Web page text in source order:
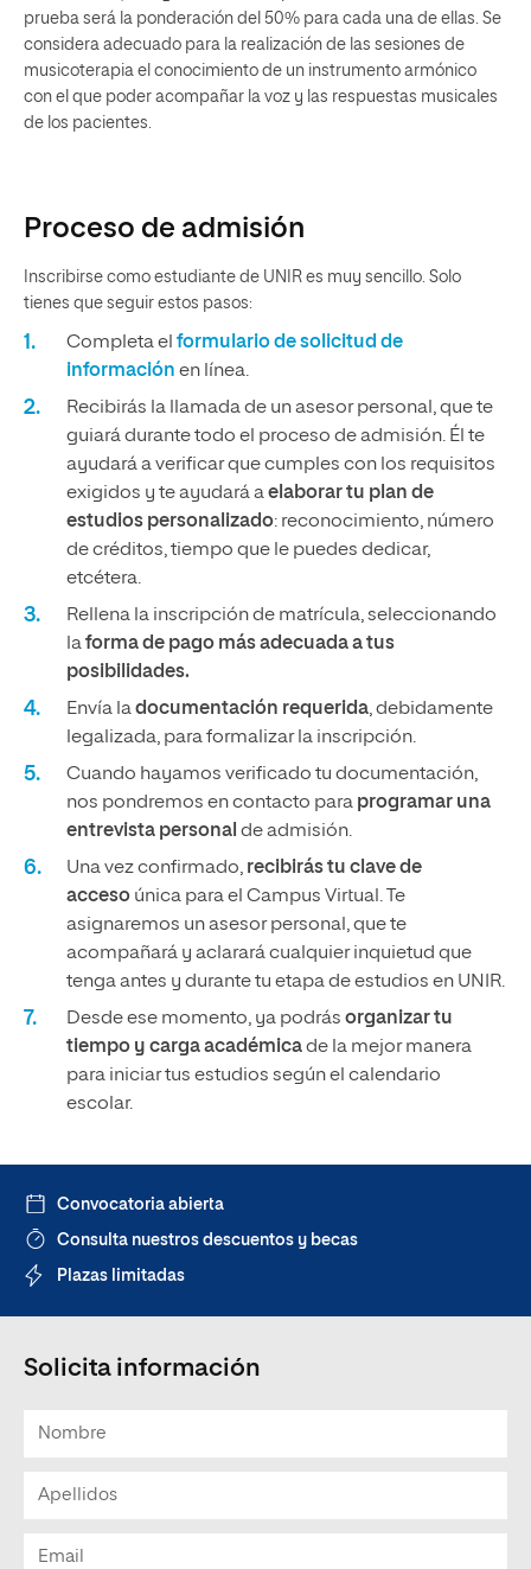
prueba será la ponderación del 50% para cada una de ellas. Se
considera adecuado para la realización de las sesiones de
musicoterapia el conocimiento de un instrumento armónico
con el que poder acompañar la voz y las respuestas musicales
de los pacientes.
Proceso de admisión
Inscribirse como estudiante de UNIR es muy sencillo. Solo
tienes que seguir estos pasos:
Completa el formulario de solicitud de
información en línea.
Recibirás la llamada de un asesor personal, que te
guiará durante todo el proceso de admisión. Él te
ayudará a verificar que cumples con los requisitos
exigidos y te ayudará aelaborar tu plan de
estudios personalizado: reconocimiento, número
de créditos, tiempo que le puedes dedicar,
etcétera.
Rellena la inscripción de matrícula, seleccionando
laforma de pago más adecuada a tus
posibilidades.
Envía ladocumentación requerida, debidamente
legalizada, para formalizar la inscripción.
Cuando hayamos verificado tu documentación,
nos pondremos en contacto para programar una
entrevista personal de admisión.
Una vez confirmado, recibirás tu clave de
acceso única para el Campus Virtual. Te
asignaremos un asesor personal, que te
acompañará y aclarará cualquier inquietud que
tenga antes y durante tu etapa de estudios en UNIR.
Desde ese momento, ya podrás organizar tu
tiempo y carga académicade la mejor manera
para iniciar tus estudios según el calendario
escolar.
Convocatoria abierta
Consulta nuestros descuentos y becas
Plazas limitadas
Solicita información